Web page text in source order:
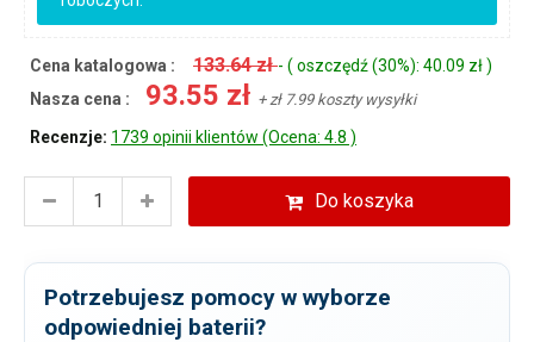
Cena katalogowa : 133.64 zł- ( oszczędź (30%): 40.09 zł )
Nasza cena :
93.55 zł + zł 7.99 koszty wysyłki
Recenzje: 1739 opinii klientów (Ocena: 4.8 )
Do koszyka
Potrzebujesz pomocy w wyborze
odpowiedniej baterii?